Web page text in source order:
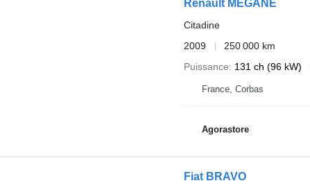
Renault MEGANE
Citadine
2009
250 000 km
Puissance
131 ch (96 kW)
France, Corbas
Agorastore
Fiat BRAVO